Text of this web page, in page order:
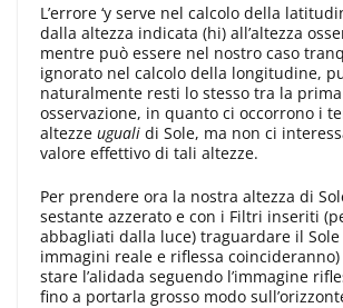
L’errore ‘y serve nel calcolo della
dalla altezza indicata (hi) all’altezza
mentre può essere nel nostro caso
ignorato nel calcolo della longitudine,
naturalmente resti lo stesso tra la
osservazione, in quanto ci occorrono i
altezze uguali di Sole, ma non ci
valore effettivo di tali altezze.
Per prendere ora la no­stra altezza di
sestante azzerato e con i Filtri inseriti
abbagliati dalla luce) traguarda­re il
immagini reale e riflessa
stare l’alidada seguendo l’immagine
fino a portarla grosso modo